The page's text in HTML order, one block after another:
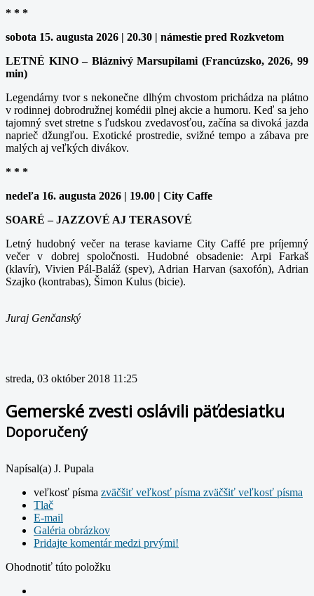
* * *
sobota 15. augusta 2026 | 20.30 | námestie pred Rozkvetom
LETNÉ KINO – Bláznivý Marsupilami (Francúzsko, 2026, 99
min)
Legendárny tvor s nekonečne dlhým chvostom prichádza na plátno
v rodinnej dobrodružnej komédii plnej akcie a humoru. Keď sa jeho
tajomný svet stretne s ľudskou zvedavosťou, začína sa divoká jazda
naprieč džungľou. Exotické prostredie, svižné tempo a zábava pre
malých aj veľkých divákov.
* * *
nedeľa 16. augusta 2026 | 19.00 | City Caffe
SOARÉ – JAZZOVÉ AJ TERASOVÉ
Letný hudobný večer na terase kaviarne City Caffé pre príjemný
večer v dobrej spoločnosti. Hudobné obsadenie: Arpi Farkaš
(klavír), Vivien Pál-Baláž (spev), Adrian Harvan (saxofón), Adrian
Szajko (kontrabas), Šimon Kulus (bicie).
Juraj Genčanský
streda, 03 október 2018 11:25
Gemerské zvesti oslávili päťdesiatku
Doporučený
Napísal(a) J. Pupala
veľkosť písma zväčšiť veľkosť písma zväčšiť veľkosť písma
Tlač
E-mail
Galéria obrázkov
Pridajte komentár medzi prvými!
Ohodnotiť túto položku